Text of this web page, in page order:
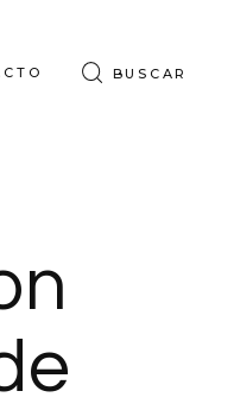
BUSCAR